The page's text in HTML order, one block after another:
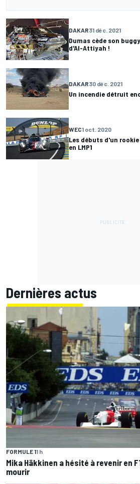
DAKAR31 déc. 2021
Dumas cède son
d'Al-Attiyah !
DAKAR30 déc. 2021
Un incendie détruit
WEC1 oct. 2020
Les débuts d'un
en LMP1
Dernières actus
FORMULE 11 h
Mika Häkkinen a hésité à revenir en
mourir